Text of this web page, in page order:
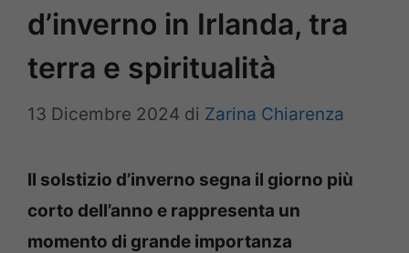
d’inverno in Irlanda, tra
terra e spiritualità
13 Dicembre 2024 di Zarina Chiarenza
Il solstizio d’inverno segna il giorno più
corto dell’anno e rappresenta un
momento di grande importanza